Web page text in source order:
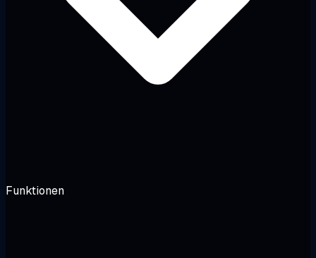
Funktionen